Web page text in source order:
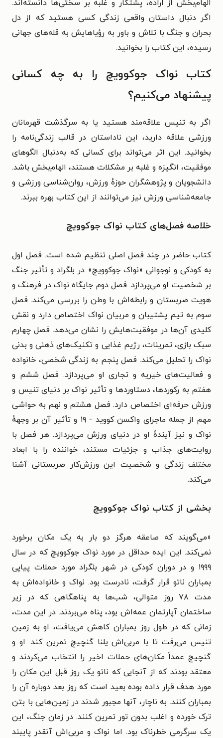
الهام‌بخش از اراده، پشتکار و غلبه بر سختی‌ها دانسته‌اند.
اگر دنبال داستان واقعی زندگی کسی هستید که از دل
بحران و جنگ با تلاش و باور به رؤیاهایش به قله‌های جهانی
رسیده، این کتاب را بخوانید.
کتاب نواک جوکوویچ را به چه کسانی
پیشنهاد می‌کنیم؟
اگر به تنیس علاقه‌مند هستید یا به سرگذشت قهرمانان
ورزشی علاقه دارید، این ناداستان در قالب زندگی‌نامه را
بخوانید. این اثر می‌تواند برای کسانی که به‌دنبال الگوهای
موفقیت، انگیزه و غلبه بر مشکلات هستند، الهام‌بخش باشد.
دانشجویان و پژوهشگران حوزهٔ ورزش، روان‌شناسی ورزشی و
جامعه‌شناسی ورزش نیز می‌توانند از این کتاب بهره ببرند.
خلاصه فصل‌های کتاب نواک جوکوویچ
کتاب حاضر در چند فصل اصلی تنظیم شده است. فصل اول
به کودکی و نوجوانی «نواک جوکوویچ» در بلگراد و تأثیر جنگ
بر شخصیت او می‌پردازد. فصل دوم جایگاه نواک در فرهنگ و
هویت صربستان و رابطه‌اش با وطن را بررسی می‌کند. فصل
سوم به تیم پشتیبان و مربیان نواک اختصاص دارد و نقش
کلیدی آن‌ها در موفقیت‌هایش را نشان می‌دهد. فصل چهارم
سبک بازی، تمرینات، رژیم غذایی و تکنیک‌های ذهنی و بدنی
نواک را تحلیل می‌کند. فصل پنجم به زندگی شخصی، خانواده
و فعالیت‌های خیریه و تجاری او می‌پردازد. فصل ششم و
هفتم به رکوردها، دستاوردها و تأثیر نواک بر دنیای تنیس و
ورزش حرفه‌ای اختصاص دارد. فصل هشتم و نهم به حواشی
مهم از جمله ماجرای واکسن کووید - ۱۹ و تأثیر آن بر وجههٔ
نواک و نیز آیندهٔ او در دنیای ورزش می‌پردازد. هر فصل با
روایت‌های جذاب و جزئیات مستند، خواننده را با ابعاد
مختلف زندگی و شخصیت این ورزش‌کار صربستانی آشنا
می‌کند.
بخشی از کتاب نواک جوکوویچ
«می‌گویند که صاعقه هرگز دو بار به یک مکان برخورد
نمی‌کند. این ایده حداقل در مورد نواک جوکوویچ که در سال
۱۹۹۹ و در دوران کودکی در شهر بلگراد مورد حملات پیاپی
بمباران ناتو قرار گرفت، نادرست بود. نواک و خانواده‌اش به
مدت ۷۸ روز متوالی، شب‌ها به پناهگاهی که در زیر
ساختمان آپارتمان عمه‌اش بود، پناه می‌بردند. در این مدت،
زمانی که در طول روز بمباران کاهش می‌یافت، او به زمین
تنیس می‌رفت تا با مربی‌اش یلنا گنچیچ تمرین کند. او و
گنچیچ عمداً مکان‌های حملات اخیر را انتخاب می‌کردند و
معتقد بودند که از آنجایی که ناتو یک روز قبل این مکان را
مورد هدف قرار داده بوده بعید است که روز بعد دوباره آن را
بمباران کنند. به ناچار، آنها مجبور شدند در زمین‌هایی با بتن
ترک خورده و اغلب بدون تور تمرین کنند. در زمان جنگ، این
یک سرگرمی خطرناک بود. اما نواک و مربی‌اش آنقدر پایبند